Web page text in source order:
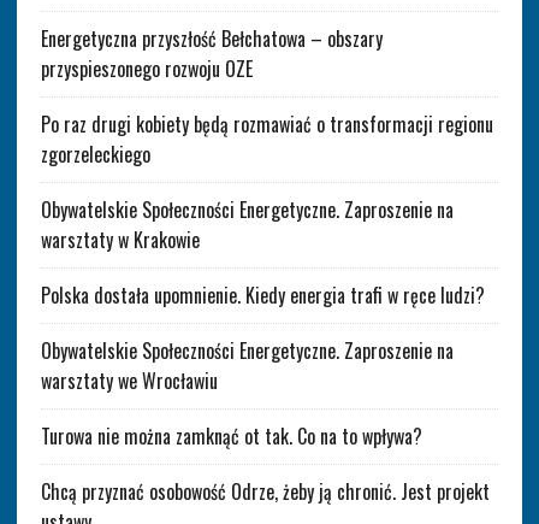
Energetyczna przyszłość Bełchatowa – obszary
przyspieszonego rozwoju OZE
Po raz drugi kobiety będą rozmawiać o transformacji regionu
zgorzeleckiego
Obywatelskie Społeczności Energetyczne. Zaproszenie na
warsztaty w Krakowie
Polska dostała upomnienie. Kiedy energia trafi w ręce ludzi?
Obywatelskie Społeczności Energetyczne. Zaproszenie na
warsztaty we Wrocławiu
Turowa nie można zamknąć ot tak. Co na to wpływa?
Chcą przyznać osobowość Odrze, żeby ją chronić. Jest projekt